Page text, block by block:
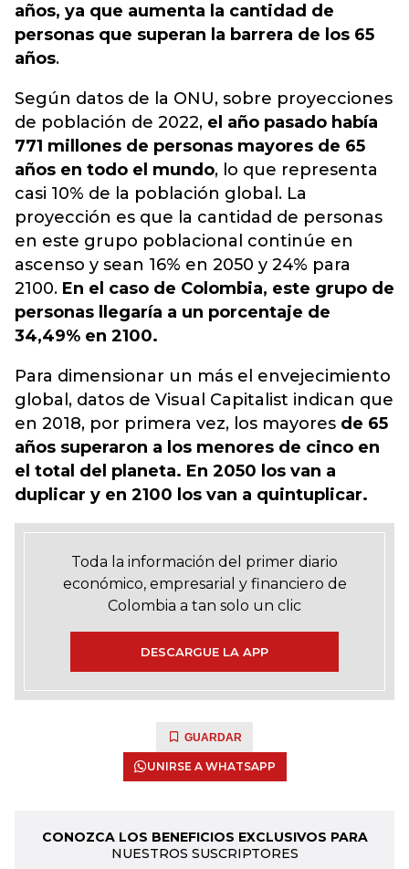
años, ya que aumenta la cantidad de
personas que superan la barrera de los 65
años.
Según datos de la ONU, sobre proyecciones
de población de 2022, el año pasado había
771 millones de personas mayores de 65
años en todo el mundo, lo que representa
casi 10% de la población global. La
proyección es que la cantidad de personas
en este grupo poblacional continúe en
ascenso y sean 16% en 2050 y 24% para
2100. En el caso de Colombia, este grupo de
personas llegaría a un porcentaje de
34,49% en 2100.
Para dimensionar un más el envejecimiento
global, datos de Visual Capitalist indican que
en 2018, por primera vez, los mayores de 65
años superaron a los menores de cinco en
el total del planeta. En 2050 los van a
duplicar y en 2100 los van a quintuplicar.
Toda la información del primer diario
económico, empresarial y financiero de
Colombia a tan solo un clic
DESCARGUE LA APP
GUARDAR
UNIRSE A WHATSAPP
CONOZCA LOS BENEFICIOS EXCLUSIVOS PARA
NUESTROS SUSCRIPTORES